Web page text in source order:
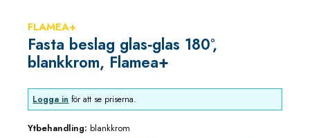
FLAMEA+
Fasta beslag glas‑glas 180°,
blankkrom, Flamea+
Logga in för att se priserna.
Ytbehandling: blankkrom